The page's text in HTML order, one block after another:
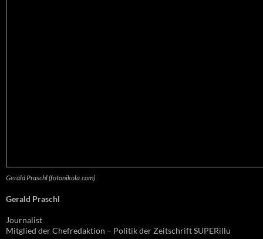
Gerald Praschl (fotonikola.com)
Gerald Praschl
Journalist
Mitglied der Chefredaktion – Politik der Zeitschrift SUPERillu